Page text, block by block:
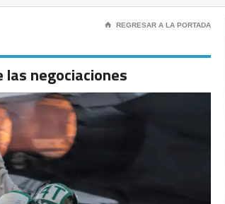
⌂ REGRESAR A LA PORTADA
las negociaciones